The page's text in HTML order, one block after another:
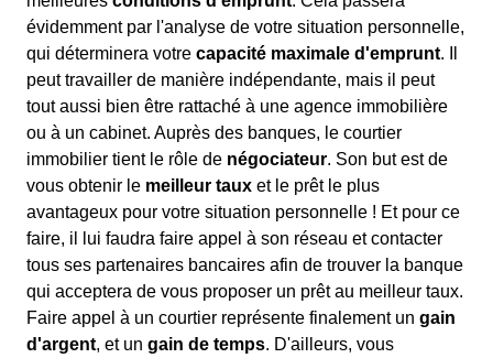
évidemment par l'analyse de votre situation personnelle,
qui déterminera votre capacité maximale d'emprunt. Il
peut travailler de manière indépendante, mais il peut
tout aussi bien être rattaché à une agence immobilière
ou à un cabinet. Auprès des banques, le courtier
immobilier tient le rôle de négociateur. Son but est de
vous obtenir le meilleur taux et le prêt le plus
avantageux pour votre situation personnelle ! Et pour ce
faire, il lui faudra faire appel à son réseau et contacter
tous ses partenaires bancaires afin de trouver la banque
qui acceptera de vous proposer un prêt au meilleur taux.
Faire appel à un courtier représente finalement un gain
d'argent, et un gain de temps. D'ailleurs, vous